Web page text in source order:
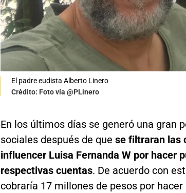
El padre eudista Alberto Linero
Crédito: Foto vía @PLinero
En los últimos días se generó una gran
sociales después de que se filtraran las
influencer Luisa Fernanda W por hacer
respectivas cuentas. De acuerdo con
cobraría 17 millones de pesos por